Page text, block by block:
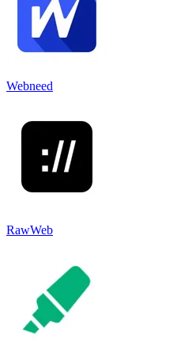
Webneed
RawWeb